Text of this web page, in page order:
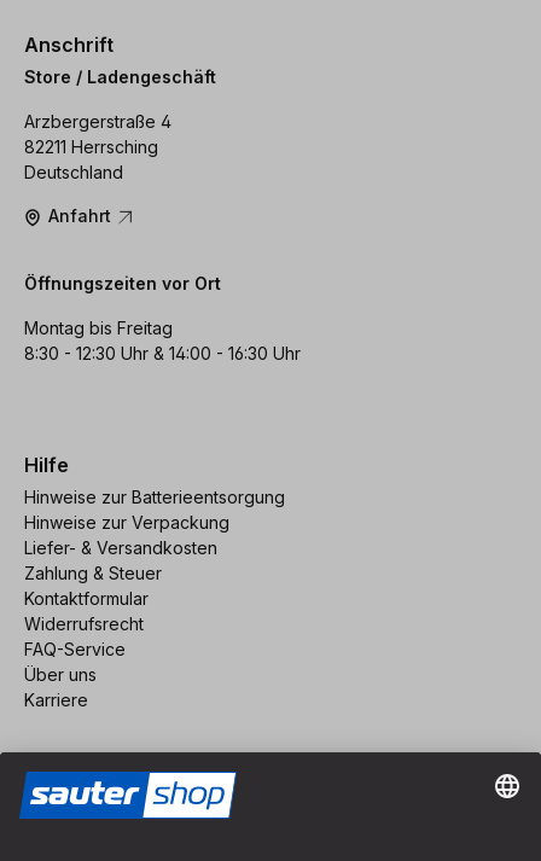
Anschrift
Store / Ladengeschäft
Arzbergerstraße 4
82211 Herrsching
Deutschland
Anfahrt
Öffnungszeiten vor Ort
Montag bis Freitag
8:30 - 12:30 Uhr & 14:00 - 16:30 Uhr
Hilfe
Hinweise zur Batterieentsorgung
Hinweise zur Verpackung
Liefer- & Versandkosten
Zahlung & Steuer
Kontaktformular
Widerrufsrecht
FAQ-Service
Über uns
Karriere